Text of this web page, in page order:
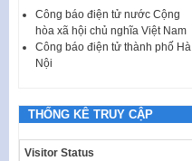
Công báo điện tử nước Cộng
hòa xã hội chủ nghĩa Việt Nam
Công báo điện tử thành phố Hà
Nội
THỐNG KÊ TRUY CẬP
Visitor Status